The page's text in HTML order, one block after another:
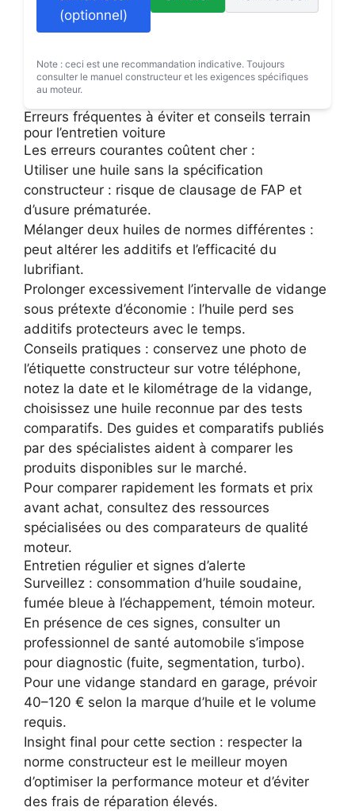
(optionnel)
Note : ceci est une recommandation indicative. Toujours
consulter le manuel constructeur et les exigences spécifiques
au moteur.
Erreurs fréquentes à éviter et conseils terrain
pour l’entretien voiture
Les erreurs courantes coûtent cher :
Utiliser une huile sans la spécification
constructeur : risque de clausage de FAP et
d’usure prématurée.
Mélanger deux huiles de normes différentes :
peut altérer les additifs et l’efficacité du
lubrifiant.
Prolonger excessivement l’intervalle de vidange
sous prétexte d’économie : l’huile perd ses
additifs protecteurs avec le temps.
Conseils pratiques : conservez une photo de
l’étiquette constructeur sur votre téléphone,
notez la date et le kilométrage de la vidange,
choisissez une huile reconnue par des tests
comparatifs. Des guides et comparatifs publiés
par des spécialistes aident à comparer les
produits disponibles sur le marché.
Pour comparer rapidement les formats et prix
avant achat, consultez des ressources
spécialisées ou des comparateurs de qualité
moteur.
Entretien régulier et signes d’alerte
Surveillez : consommation d’huile soudaine,
fumée bleue à l’échappement, témoin moteur.
En présence de ces signes, consulter un
professionnel de santé automobile s’impose
pour diagnostic (fuite, segmentation, turbo).
Pour une vidange standard en garage, prévoir
40–120 € selon la marque d’huile et le volume
requis.
Insight final pour cette section : respecter la
norme constructeur est le meilleur moyen
d’optimiser la performance moteur et d’éviter
des frais de réparation élevés.